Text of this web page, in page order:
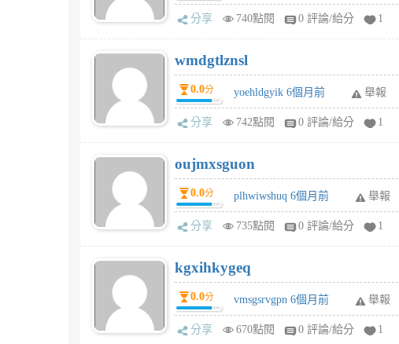
分享 740點閱 0 評論/給分 1
wmdgtlznsl
0.0分 yoehldgyik 6個月前 舉報
分享 742點閱 0 評論/給分 1
oujmxsguon
0.0分 plhwiwshuq 6個月前 舉報
分享 735點閱 0 評論/給分 1
kgxihkygeq
0.0分 vmsgsrvgpn 6個月前 舉報
分享 670點閱 0 評論/給分 1